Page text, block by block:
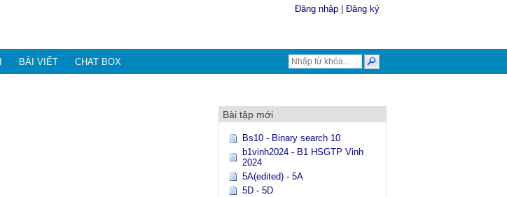
Đăng nhập Đăng ký
BÀI VIẾT CHAT BOX
Bài tập mới
Bs10 - Binary search 10
b1vinh2024 - B1 HSGTP Vinh
2024
5A(edited) - 5A
5D - 5D